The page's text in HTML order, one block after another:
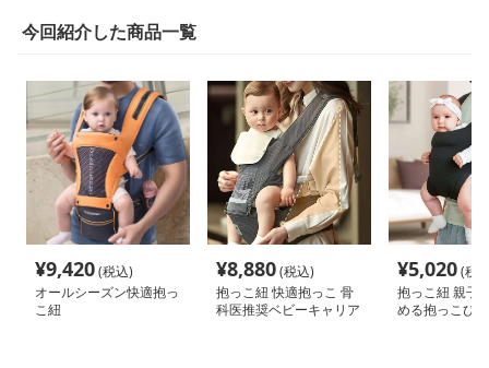
今回紹介した商品一覧
¥9,420(税込)
オールシーズン快適抱っ
こ紐
¥8,880(税込)
抱っこ紐 快適抱っこ 骨
科医推奨ベビーキャリア
¥5,020(税
抱っこ紐 親子
める抱っこひも